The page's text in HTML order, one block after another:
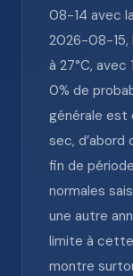
08-14 avec
2026-08-15,
à 27°C, avec
0% de
générale est
sec, d’abord
fin de
normales
une autre
limite à cette
montre